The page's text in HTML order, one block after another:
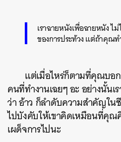
เราฉายหนังเพื่อฉายหนัง ไ
ของการประท้วง แต่ถ้าคุณ
แต่เมื่อไหร่ก็ตามที่คุณบอ
คนที่ทำงานเฉยๆ อะ อย่างนั้น
ว่า อ้าว ก็ลำดับความสำคัญใ
ไปบังคับให้เขาคิดเหมือนที่คุ
เผด็จการไปนะ